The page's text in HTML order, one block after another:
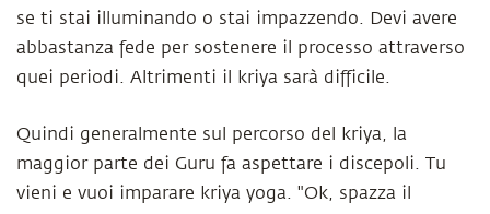
se ti stai illuminando o stai impazzendo. Devi avere
abbastanza fede per sostenere il processo attraverso
quei periodi. Altrimenti il kriya sarà difficile.
Quindi generalmente sul percorso del kriya, la
maggior parte dei Guru fa aspettare i discepoli. Tu
vieni e vuoi imparare kriya yoga. "Ok, spazza il